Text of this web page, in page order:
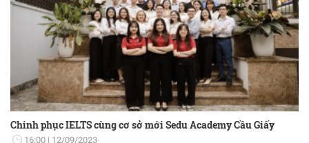
Chinh phục IELTS cùng cơ sở mới Sedu Academy Cầu Giấy
16:00 12/09/2023